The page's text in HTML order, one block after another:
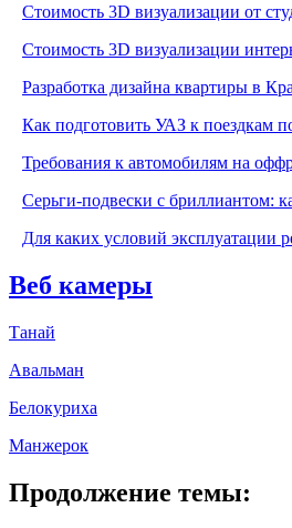
Стоимость 3D визуализации от
Стоимость 3D визуализации
Разработка дизайна квартиры в
Как подготовить УАЗ к поездкам
Требования к автомобилям на
Серьги-подвески с бриллиантом:
Для каких условий эксплуатации
Веб камеры
Танай
Авальман
Белокуриха
Манжерок
Продолжение темы: